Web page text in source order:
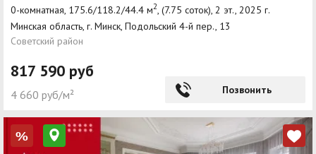
0-комнатная, 175.6/118.2/44.4 м2 , (7.75 соток), 2 эт., 2025 г.
Минская область, г. Минск, Подольский 4-й пер., 13
Советский район
817 590 руб
4 660 руб/м² Позвонить
%